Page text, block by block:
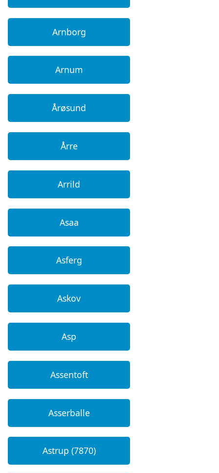
Arnborg
Arnum
Årøsund
Årre
Arrild
Asaa
Asferg
Askov
Asp
Assentoft
Asserballe
Astrup (7870)